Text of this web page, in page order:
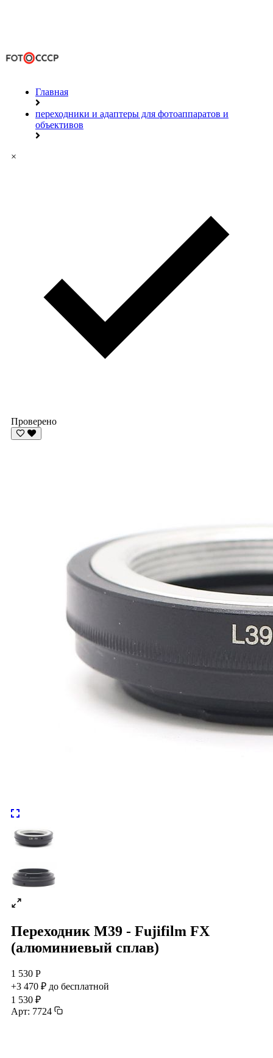
Главная
переходники и адаптеры для фотоаппаратов и
объективов
×
Проверено
Переходник M39 - Fujifilm FX
(алюминиевый сплав)
1 530 Р
+3 470 ₽ до бесплатной
1 530 ₽
Арт: 7724